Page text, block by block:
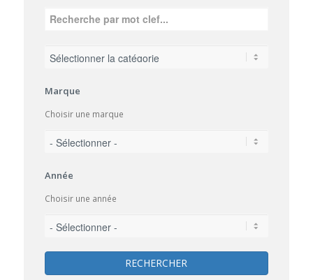
Marque
Choisir une marque
Année
Choisir une année
RECHERCHER